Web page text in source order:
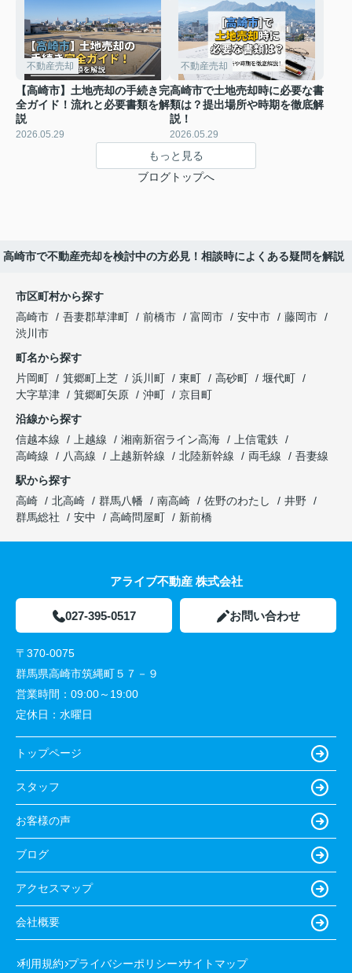
不動産売却
【高崎市】土地売却の手続き完
全ガイド！流れと必要書類を解
説
2026.05.29
不動産売却
高崎市で土地売却時に必要な書
類は？提出場所や時期を徹底解
説！
2026.05.29
もっと見る
ブログトップへ
高崎市で不動産売却を検討中の方必見！相談時によくある疑問を解説
市区町村から探す
高崎市
吾妻郡草津町 前橋市 富岡市 安中市
藤岡市
渋川市
町名から探す
片岡町
箕郷町上芝 浜川町 東町 高砂町
堰代町
大字草津
箕郷町矢原 沖町
京目町
沿線から探す
信越本線
上越線 湘南新宿ライン高海
上信電鉄
高崎線
八高線 上越新幹線 北陸新幹線 両毛線
吾妻線
駅から探す
高崎
北高崎 群馬八幡 南高崎 佐野のわたし
井野
群馬総社
安中 高崎問屋町 新前橋
アライブ不動産 株式会社
027-395-0517 お問い合わせ
〒370-0075
群馬県高崎市筑縄町５７－９
営業時間： 09:00～19:00
定休日： 水曜日
トップページ
スタッフ
お客様の声
ブログ
アクセスマップ
会社概要
利用規約 プライバシーポリシー サイトマップ